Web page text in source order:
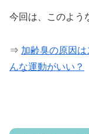
今回は、このよう
⇒ 加齢臭の原因
んな運動がいい？